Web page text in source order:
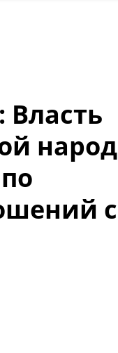
Власть
с